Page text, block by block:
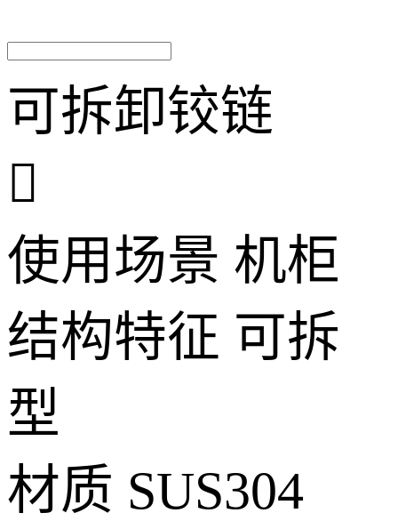
可拆卸铰链

使用场景 机柜
结构特征 可拆
型
材质 SUS304